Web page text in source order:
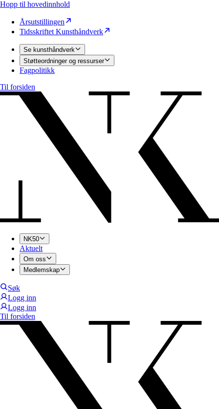
Hopp til hovedinnhold
Årsutstillingen
Tidsskriftet Kunsthåndverk
Se kunsthåndverk
Støtteordninger og ressurser
Fagpolitikk
Til forsiden
NK50
Aktuelt
Om oss
Medlemskap
Søk
Logg inn
Logg inn
Til forsiden